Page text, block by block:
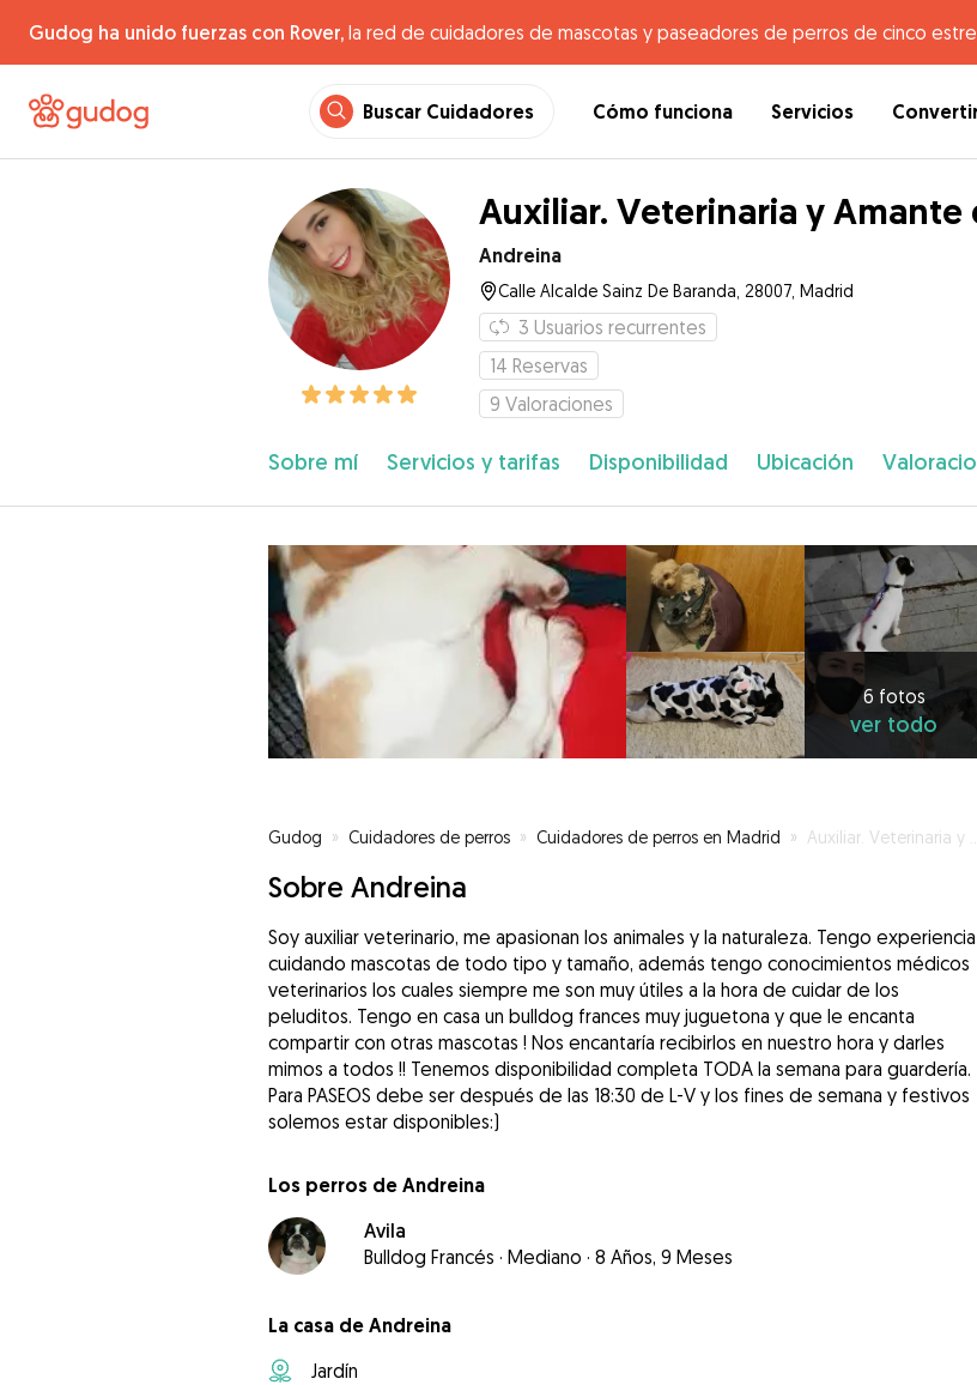
Gudog ha unido fuerzas con Rover, la red de cuidadores de mascotas y paseadores de perros de cinco
Buscar Cuidadores Cómo funciona Servicios
Auxiliar. Veterinaria y Amante
Andreina
Calle Alcalde Sainz De Baranda, 28007, Madrid
3 Usuarios recurrentes
14 Reservas
9 Valoraciones
Sobre mí Servicios y tarifas Disponibilidad Ubicación
6 fotos
ver todo
Gudog » Cuidadores de perros » Cuidadores de perros en Madrid » Auxiliar. Veterinaria y Amante de las mascotas!
Sobre Andreina
Soy auxiliar veterinario, me apasionan los animales y la naturaleza. Tengo experiencia
cuidando mascotas de todo tipo y tamaño, además tengo conocimientos médicos
veterinarios los cuales siempre me son muy útiles a la hora de cuidar de los
peluditos. Tengo en casa un bulldog frances muy juguetona y que le encanta
compartir con otras mascotas ! Nos encantaría recibirlos en nuestro hora y darles
mimos a todos !! Tenemos disponibilidad completa TODA la semana para guardería.
Para PASEOS debe ser después de las 18:30 de L-V y los fines de semana y festivos
solemos estar disponibles:)
Los perros de Andreina
Avila
Bulldog Francés · Mediano · 8 Años, 9 Meses
La casa de Andreina
Jardín